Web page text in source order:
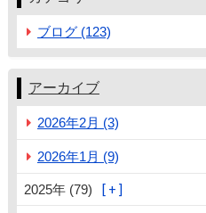
ブログ (123)
アーカイブ
2026年2月 (3)
2026年1月 (9)
2025年 (79)